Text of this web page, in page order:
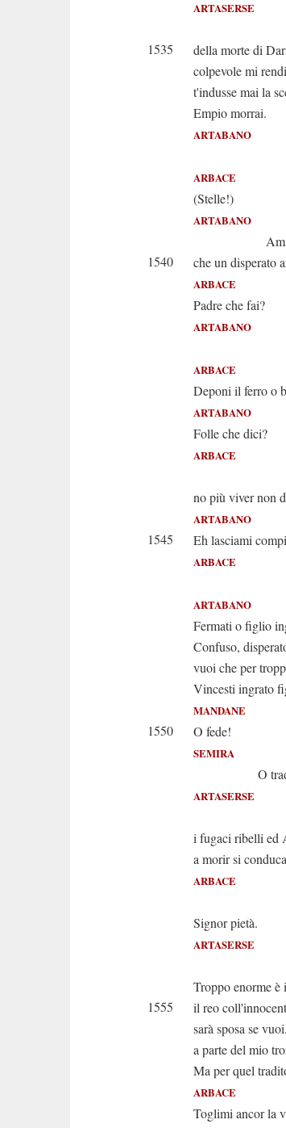
ARTASERSE
Anima
1535
della morte di
colpevole mi
t'indusse mai la
Empio morrai.
ARTABANO
Noi
ARBACE
(Stelle!)
ARTABANO
Amici
1540
che un disperato
ARBACE
Padre che fai?
ARTABANO
Voglio
ARBACE
Deponi il ferro o
ARTABANO
Folle che dici?
ARBACE
Se
no più viver non
ARTABANO
1545 Eh lasciami
ARBACE
ARTABANO
Fermati o figlio
Confuso,
vuoi che per
Vincesti ingrato
MANDANE
1550 O fede!
SEMIRA
O
ARTASERSE
i fugaci ribelli ed
a morir si
ARBACE
Oh
Signor pietà.
ARTASERSE
Non la
Troppo enorme
1555
il reo
sarà sposa se
a parte del mio
Ma per quel
ARBACE
Toglimi ancor la